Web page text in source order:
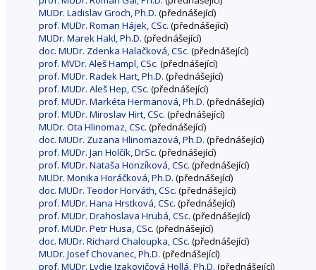
MUDr. Ladislav Groch, Ph.D. (přednášející)
prof. MUDr. Roman Hájek, CSc. (přednášející)
MUDr. Marek Hakl, Ph.D. (přednášející)
doc. MUDr. Zdenka Halačková, CSc. (přednášející)
prof. MVDr. Aleš Hampl, CSc. (přednášející)
prof. MUDr. Radek Hart, Ph.D. (přednášející)
prof. MUDr. Aleš Hep, CSc. (přednášející)
prof. MUDr. Markéta Hermanová, Ph.D. (přednášející)
prof. MUDr. Miroslav Hirt, CSc. (přednášející)
MUDr. Ota Hlinomaz, CSc. (přednášející)
doc. MUDr. Zuzana Hlinomazová, Ph.D. (přednášející)
prof. MUDr. Jan Holčík, DrSc. (přednášející)
prof. MUDr. Nataša Honzíková, CSc. (přednášející)
MUDr. Monika Horáčková, Ph.D. (přednášející)
doc. MUDr. Teodor Horváth, CSc. (přednášející)
prof. MUDr. Hana Hrstková, CSc. (přednášející)
prof. MUDr. Drahoslava Hrubá, CSc. (přednášející)
prof. MUDr. Petr Husa, CSc. (přednášející)
doc. MUDr. Richard Chaloupka, CSc. (přednášející)
MUDr. Josef Chovanec, Ph.D. (přednášející)
prof. MUDr. Lydie Izakovičová Hollá, Ph.D. (přednášející)